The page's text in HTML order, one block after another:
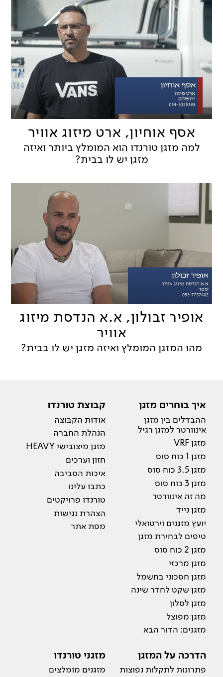
אסף אוחיון, ארט מיזוג אוויר
למה מזגן טורנדו הוא המומלץ ביותר ואיזה
מזגן יש לו בבית?
אופיר זבולון, א.א הנדסת מיזוג
אוויר
מהו המזגן המומלץ ואיזה מזגן יש לו בבית?
איך בוחרים מזגן
ההבדלים בין מזגן
אינוורטר למזגן רגיל
מזגן VRF
מזגן 1 כוח סוס
מזגן 3.5 כוח סוס
מזגן 3 כוח סוס
מה זה אינוורטר
מזגן נייד
יועץ מזגנים וירטואלי
טיפים לבחירת מזגן
מזגן 2 כוח סוס
מזגן מרכזי
מזגן חסכוני בחשמל
מזגן שקט לחדר שינה
מזגן לסלון
מזגן מפוצל
מזגנים: הדור הבא
קבוצת טורנדו
אודות הקבוצה
הנהלת החברה
מזגן מיצובישי HEAVY
חזון וערכים
איכות הסביבה
כתבו עלינו
טורנדו פרויקטים
הצהרת נגישות
מפת אתר
הדרכה על המזגן
פתרונות לתקלות נפוצות
מזגני טורנדו
מזגנים מומלצים